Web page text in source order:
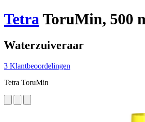
TetraToruMin, 500
Waterzuiveraar
3 Klantbeoordelingen
Tetra ToruMin